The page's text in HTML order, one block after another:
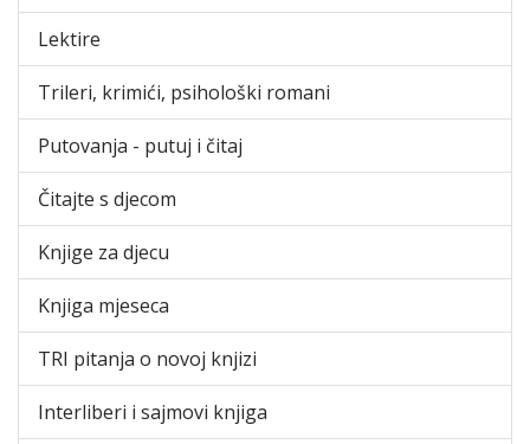
Lektire
Trileri, krimići, psihološki romani
Putovanja - putuj i čitaj
Čitajte s djecom
Knjige za djecu
Knjiga mjeseca
TRI pitanja o novoj knjizi
Interliberi i sajmovi knjiga